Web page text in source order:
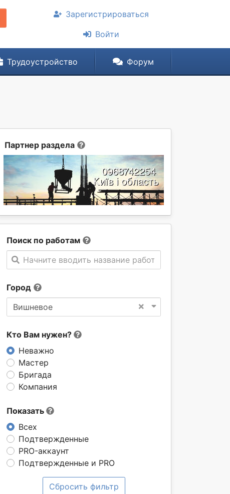
Зарегистрироваться
Войти
Трудоустройство Форум
Партнер раздела
Поиск по работам
Начните вводить название работы
Город
×
Вишневое
Кто Вам нужен?
Неважно
Мастер
Бригада
Компания
Показать
Всех
Подтвержденные
PRO-аккаунт
Подтвержденные и PRO
Сбросить фильтр